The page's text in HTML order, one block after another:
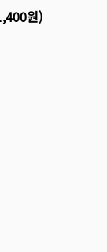
원)